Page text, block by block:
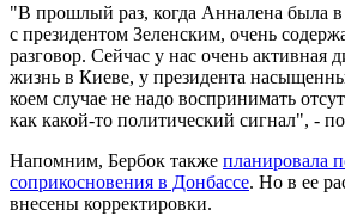
"В прошлый раз, когда Анналена была в
с президентом Зеленским, очень
разговор. Сейчас у нас очень активная
жизнь в Киеве, у президента
коем случае не надо воспринимать
как какой-то политический сигнал", -
Напомним, Бербок также планировала
соприкосновения в Донбассе. Но в ее
внесены корректировки.